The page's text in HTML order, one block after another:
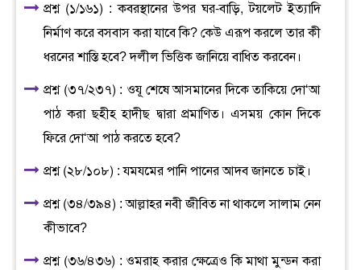
প্রশ্ন (১/১৬১) : কবরস্থানের উপর ঘর-বাড়ি, টয়লেট ইত্যাদি
নির্মাণ করে বসবাস করা যাবে কি? কেউ এরূপ করলে তার কী
ধরনের শাস্তি হবে? দলীল ভিত্তিক জানিয়ে বাধিত করবেন।
প্রশ্ন (৩৭/২৩৭) : ওযূ শেষে আসমানের দিকে তাকিয়ে দো‘আ
পাঠ করা ছহীহ হাদীছ দ্বারা প্রমাণিত। এসময় কোন দিকে
ফিরে দো‘আ পাঠ করতে হবে?
প্রশ্ন (২৮/১০৮) : যমযমের পানি পানের আদব জানতে চাই।
প্রশ্ন (৩৪/৩৯৪) : আল্লাহর নবী জীবিত না থাকলে সালাম নেন
কীভাবে?
প্রশ্ন (৩৬/৪৩৬) : ওমরাহ করার ক্ষেত্রেও কি মাথা মুন্ডন করা